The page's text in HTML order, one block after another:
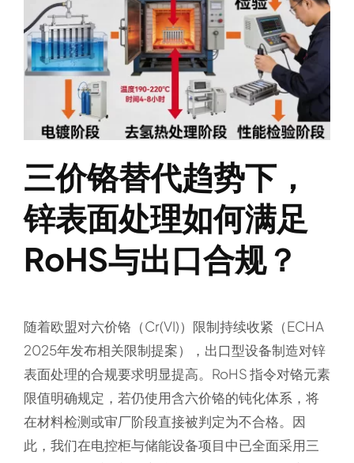
三价铬替代趋势下，
锌表面处理如何满足
RoHS与出口合规？
随着欧盟对六价铬（Cr(VI)）限制持续收紧（ECHA
2025年发布相关限制提案），出口型设备制造对锌
表面处理的合规要求明显提高。RoHS 指令对铬元素
限值明确规定，若仍使用含六价铬的钝化体系，将
在材料检测或审厂阶段直接被判定为不合格。因
此，我们在电控柜与储能设备项目中已全面采用三